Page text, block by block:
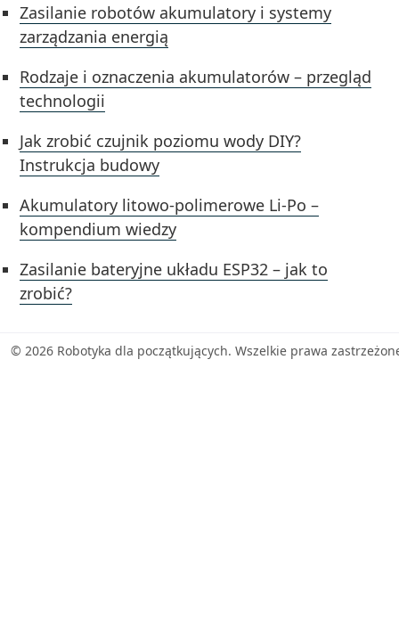
Zasilanie robotów akumulatory i systemy
zarządzania energią
Rodzaje i oznaczenia akumulatorów – przegląd
technologii
Jak zrobić czujnik poziomu wody DIY?
Instrukcja budowy
Akumulatory litowo-polimerowe Li-Po –
kompendium wiedzy
Zasilanie bateryjne układu ESP32 – jak to
zrobić?
© 2026 Robotyka dla początkujących. Wszelkie prawa